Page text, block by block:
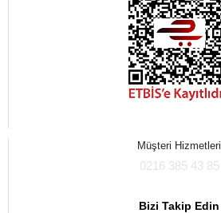
Müşteri Hizmetleri
0216 385 43 85
Bizi Takip Edin